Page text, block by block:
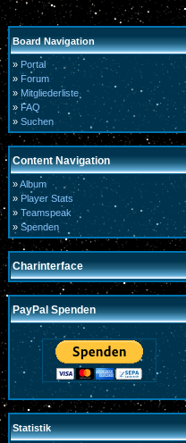
Board Navigation
» Portal
» Forum
» Mitgliederliste
» FAQ
» Suchen
Content Navigation
»Album
» Player Stats
» Teamspeak
» Spenden
Charinterface
PayPal Spenden
Statistik